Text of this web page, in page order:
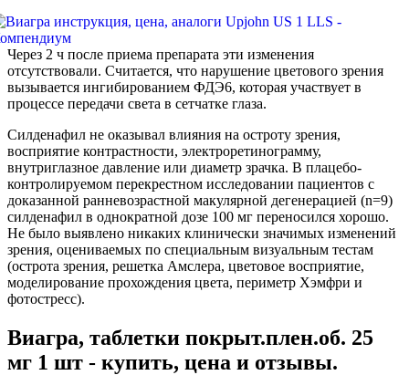
Через 2 ч после приема препарата эти изменения
отсутствовали. Считается, что нарушение цветового зрения
вызывается ингибированием ФДЭ6, которая участвует в
процессе передачи света в сетчатке глаза.
Силденафил не оказывал влияния на остроту зрения,
восприятие контрастности, электроретинограмму,
внутриглазное давление или диаметр зрачка. В плацебо-
контролируемом перекрестном исследовании пациентов с
доказанной ранневозрастной макулярной дегенерацией (n=9)
силденафил в однократной дозе 100 мг переносился хорошо.
Не было выявлено никаких клинически значимых изменений
зрения, оцениваемых по специальным визуальным тестам
(острота зрения, решетка Амслера, цветовое восприятие,
моделирование прохождения цвета, периметр Хэмфри и
фотостресс).
Виагра, таблетки покрыт.плен.об. 25
мг 1 шт - купить, цена и отзывы.